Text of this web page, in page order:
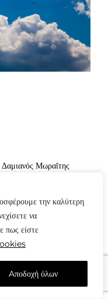
την καλύτερη
να
πως είστε
Aποδοχή όλων
Μωραΐτης